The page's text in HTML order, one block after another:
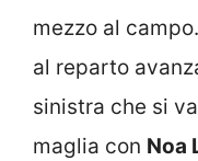
mezzo al
al reparto
sinistra che si
maglia con Noa